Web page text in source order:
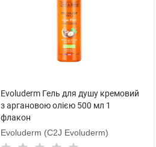
Evoluderm Гель для душу кремовий
з аргановою олією 500 мл 1
флакон
Evoluderm (C2J Evoluderm)